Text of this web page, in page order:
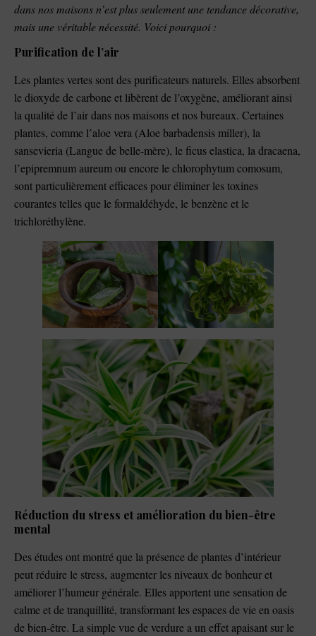
dans nos maisons n’est plus seulement une tendance décorative,
mais une véritable nécessité. Voici pourquoi :
Purification de l’air
Les plantes vertes sont des purificateurs naturels. Elles absorbent
le dioxyde de carbone et libèrent de l’oxygène, améliorant ainsi
la qualité de l’air dans nos maisons et nos bureaux. Certaines
plantes, comme l’aloe vera (Aloe barbadensis miller), la
sansevieria (Langue de belle-mère), le ficus elastica, la dracaena,
l’epipremnum aureum ou encore le chlorophytum comosum,
sont particulièrement efficaces pour éliminer les toxines
courantes telles que le formaldéhyde, le benzène et le
trichloréthylène.
Réduction du stress et amélioration du bien-être
mental
Des études ont montré que la présence de plantes d’intérieur
peut réduire le stress, augmenter les niveaux de bonheur et
améliorer l’humeur générale. Elles apportent une sensation de
calme et de tranquillité, transformant les espaces de vie en oasis
de bien-être. La simple vue de verdure a un effet apaisant sur le